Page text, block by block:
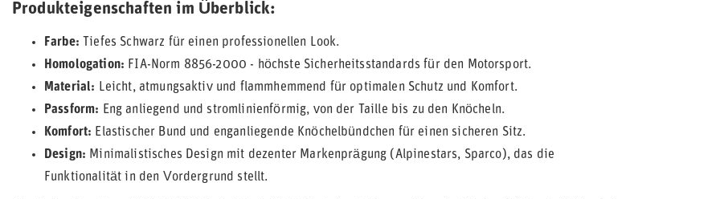
Produkteigenschaften im Überblick:
Farbe: Tiefes Schwarz für einen professionellen Look.
Homologation: FIA-Norm 8856-2000 - höchste Sicherheitsstandards für den Motorsport.
Material: Leicht, atmungsaktiv und flammhemmend für optimalen Schutz und Komfort.
Passform: Eng anliegend und stromlinienförmig, von der Taille bis zu den Knöcheln.
Komfort: Elastischer Bund und enganliegende Knöchelbündchen für einen sicheren Sitz.
Design: Minimalistisches Design mit dezenter Markenprägung (Alpinestars, Sparco), das die
Funktionalität in den Vordergrund stellt.